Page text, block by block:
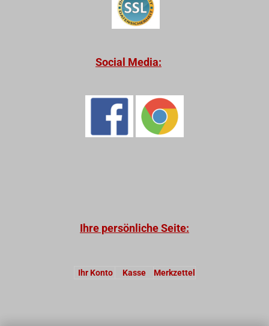
Social Media:
Ihre persönliche Seite:
Ihr Konto Kasse Merkzettel